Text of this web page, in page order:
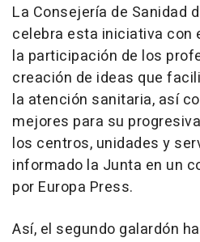
La Consejería de Sanidad
celebra esta iniciativa con
la participación de los
creación de ideas que
la atención sanitaria, así
mejores para su
los centros, unidades y
informado la Junta en un
por Europa Press.
Así, el segundo galardón